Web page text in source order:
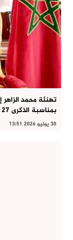
تهنئة محمد
بمناسبة الذكرى 27 لعيد…
30 يوليو 2026 13:51